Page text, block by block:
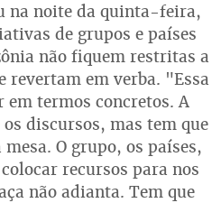
na noite da quinta-feira,
de grupos e países
não fiquem restritas a
revertam em verba. "Essa
em termos concretos. A
discursos, mas tem que
O grupo, os países,
recursos para nos
não adianta. Tem que